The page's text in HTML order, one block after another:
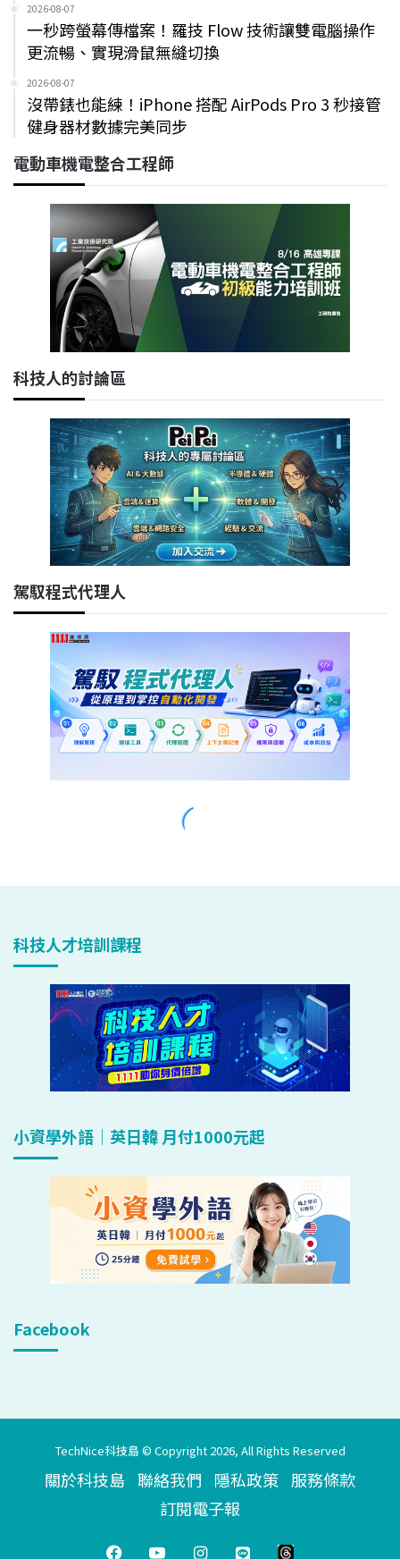
科技人才培訓課程
小資學外語｜英日韓 月付1000元起
Facebook
TechNice科技島 © Copyright 2026, All Rights Reserved
關於科技島 聯絡我們 隱私政策 服務條款
訂閱電子報